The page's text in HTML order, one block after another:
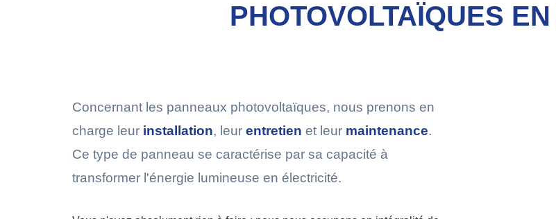
PHOTOVOLTAÏQUES
Concernant les panneaux photovoltaïques, nous prenons en
charge leur installation, leur entretien et leur maintenance.
Ce type de panneau se caractérise par sa capacité à
transformer l'énergie lumineuse en électricité.